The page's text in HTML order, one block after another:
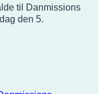
til Danmissions
den 5.